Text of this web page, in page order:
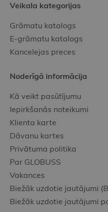
Veikala kategorijas
Grāmatu katalogs
E-grāmatu katalogs
Kancelejas preces
Noderīgā informācija
Kā veikt pasūtījumu
Iepirkšanās noteikumi
Klienta karte
Dāvanu kartes
Privātuma politika
Par GLOBUSS
Vakances
Biežāk uzdotie jautājumi
Biežāk uzdotie jautājumi